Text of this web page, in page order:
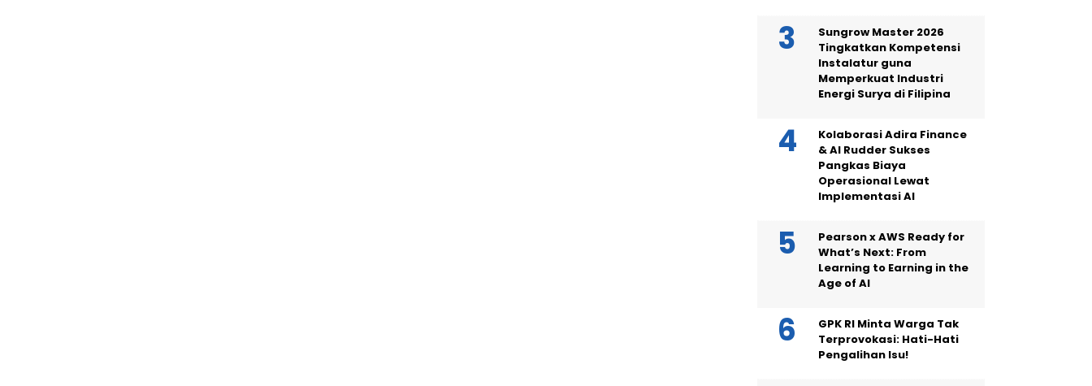
Sungrow Master 2026
Tingkatkan Kompetensi
Instalatur guna
Memperkuat Industri
Energi Surya di Filipina
Kolaborasi Adira Finance
& AI Rudder Sukses
Pangkas Biaya
Operasional Lewat
Implementasi AI
Pearson x AWS Ready for
What’s Next: From
Learning to Earning in the
Age of AI
GPK RI Minta Warga Tak
Terprovokasi: Hati-Hati
Pengalihan Isu!